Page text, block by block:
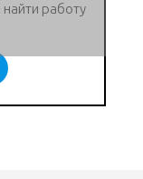
работу